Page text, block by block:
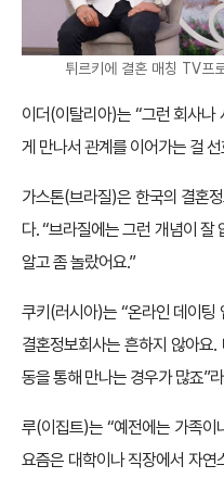
튀르키에 결혼 매칭 TV프
이더(이탈리아)는 “그런 회사나
게 만나서 관계를 이어가는 걸
가스톤(브라질)은 한국의 결혼
다. “브라질에는 그런 개념이 잘
알고 좀 놀랐어요.”
쿠키(러시아)는 “온라인 데이팅
결혼정보회사는 흔하지 않아요
동을 통해 만나는 경우가 많죠”
루(이집트)는 “예전에는 가족
요즘은 대학이나 직장에서 자연